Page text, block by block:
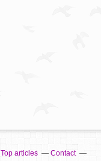
Top articles
Contact